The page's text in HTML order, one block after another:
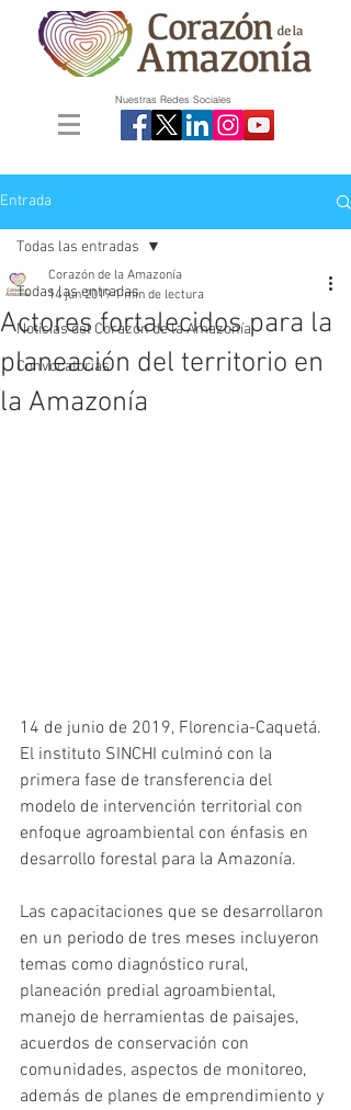
Nuestras Redes Sociales
Entrada
Todas las entradas
Noticias del Corazón de la Amazonía
Convocatorias
Todas las entradas
Actores fortalecidos para la
planeación del territorio en
la Amazonía
Corazón de la Amazonía
14 jun 2019 1 min de lectura
14 de junio de 2019, Florencia-Caquetá.
El instituto SINCHI culminó con la
primera fase de transferencia del
modelo de intervención territorial con
enfoque agroambiental con énfasis en
desarrollo forestal para la Amazonía.
Las capacitaciones que se desarrollaron
en un periodo de tres meses incluyeron
temas como diagnóstico rural,
planeación predial agroambiental,
manejo de herramientas de paisajes,
acuerdos de conservación con
comunidades, aspectos de monitoreo,
además de planes de emprendimiento y